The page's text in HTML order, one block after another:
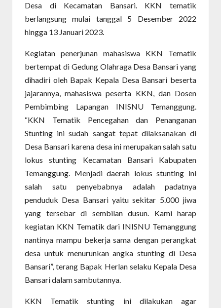
Desa di Kecamatan Bansari. KKN tematik
berlangsung mulai tanggal 5 Desember 2022
hingga 13 Januari 2023.
Kegiatan penerjunan mahasiswa KKN Tematik
bertempat di Gedung Olahraga Desa Bansari yang
dihadiri oleh Bapak Kepala Desa Bansari beserta
jajarannya, mahasiswa peserta KKN, dan Dosen
Pembimbing Lapangan INISNU Temanggung.
“KKN Tematik Pencegahan dan Penanganan
Stunting ini sudah sangat tepat dilaksanakan di
Desa Bansari karena desa ini merupakan salah satu
lokus stunting Kecamatan Bansari Kabupaten
Temanggung. Menjadi daerah lokus stunting ini
salah satu penyebabnya adalah padatnya
penduduk Desa Bansari yaitu sekitar 5.000 jiwa
yang tersebar di sembilan dusun. Kami harap
kegiatan KKN Tematik dari INISNU Temanggung
nantinya mampu bekerja sama dengan perangkat
desa untuk menurunkan angka stunting di Desa
Bansari”, terang Bapak Herlan selaku Kepala Desa
Bansari dalam sambutannya.
KKN Tematik stunting ini dilakukan agar